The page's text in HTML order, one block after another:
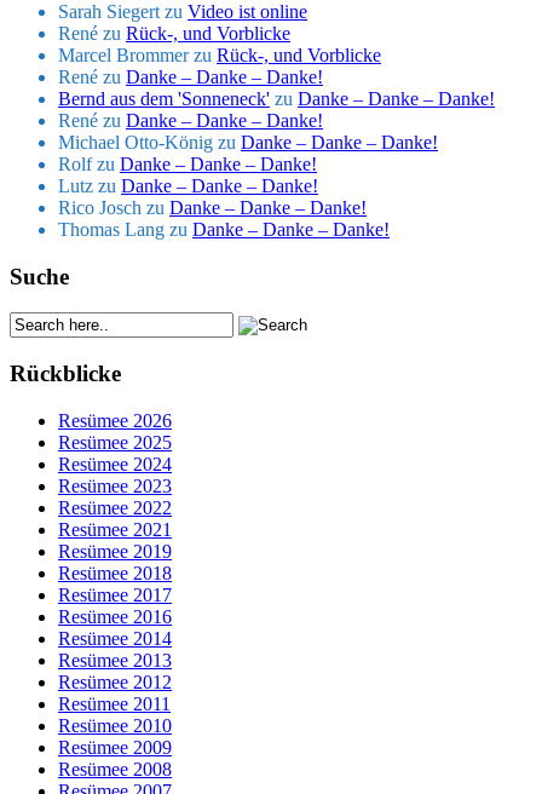
Sarah Siegert zu Video ist online
René zu Rück-, und Vorblicke
Marcel Brommerzu Rück-, und Vorblicke
René zu Danke – Danke – Danke!
Bernd aus dem 'Sonneneck' zu Danke – Danke – Danke!
René zu Danke – Danke – Danke!
Michael Otto-König zu Danke – Danke – Danke!
Rolfzu Danke – Danke – Danke!
Lutz zu Danke – Danke – Danke!
Rico Josch zu Danke – Danke – Danke!
Thomas Lang zu Danke – Danke – Danke!
Suche
Rückblicke
Resümee 2026
Resümee 2025
Resümee 2024
Resümee 2023
Resümee 2022
Resümee 2021
Resümee 2019
Resümee 2018
Resümee 2017
Resümee 2016
Resümee 2014
Resümee 2013
Resümee 2012
Resümee 2011
Resümee 2010
Resümee 2009
Resümee 2008